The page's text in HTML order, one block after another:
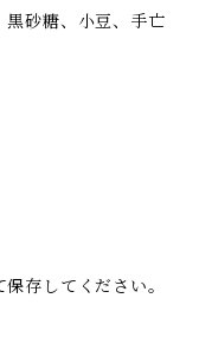
砂糖、小豆、手亡
存してください。